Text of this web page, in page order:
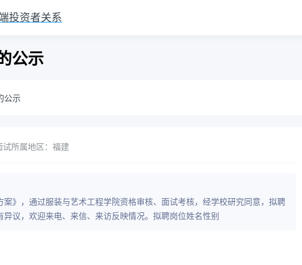
投资者关系
公示
公示
试所属地区：福建
案》，通过服装与艺术工程学院资格审核、面试考核，经学校研究同意，拟聘
议，欢迎来电、来信、来访反映情况。拟聘岗位姓名性别